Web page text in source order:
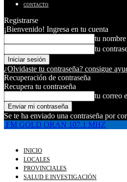
CONTACTO
Registrarse
¡Bienvenido! Ingresa en tu cuenta
tu
tu
¿Olvidaste tu contraseña? consigue
Recuperación de contraseña
Recupera tu contraseña
tu correo
Se te ha enviado una contraseña por
FM GOLD ORAN 107.1 MHZ
INICIO
LOCALES
PROVINCIALES
SALUD E INVESTIGACIÓN